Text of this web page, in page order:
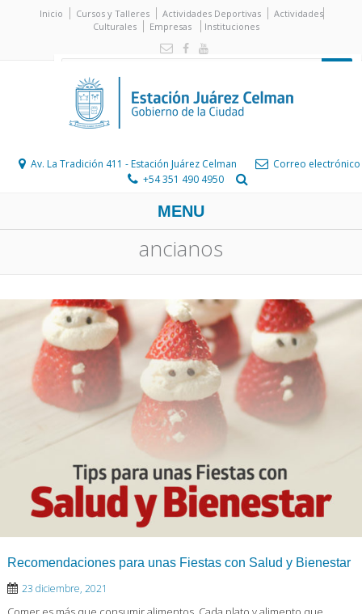
Inicio Cursos y Talleres Actividades Deportivas
Actividades
Culturales
Empresas Instituciones
Av. La Tradición 411 - Estación Juárez Celman
Correo electrónico
+54 351 490 4950
MENU
ancianos
Recomendaciones para unas Fiestas con Salud y Bienestar
23 diciembre, 2021